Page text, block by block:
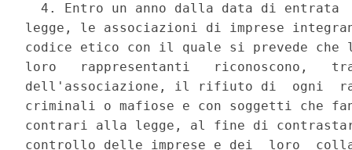
4. Entro un anno dalla data di entrata
legge, le associazioni di imprese
codice etico con il quale si prevede
loro   rappresentanti   riconoscono,
dell'associazione, il rifiuto di  ogni
criminali o mafiose e con soggetti che
contrari alla legge, al fine di
controllo delle imprese e dei  loro